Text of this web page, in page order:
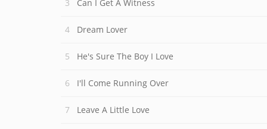
Can I Get A Witness
Dream Lover
He's Sure The Boy I Love
I'll Come Running Over
Leave A Little Love